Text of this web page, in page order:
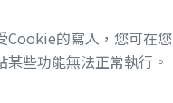
Cookie的寫入，您可在您
些功能無法正常執行。